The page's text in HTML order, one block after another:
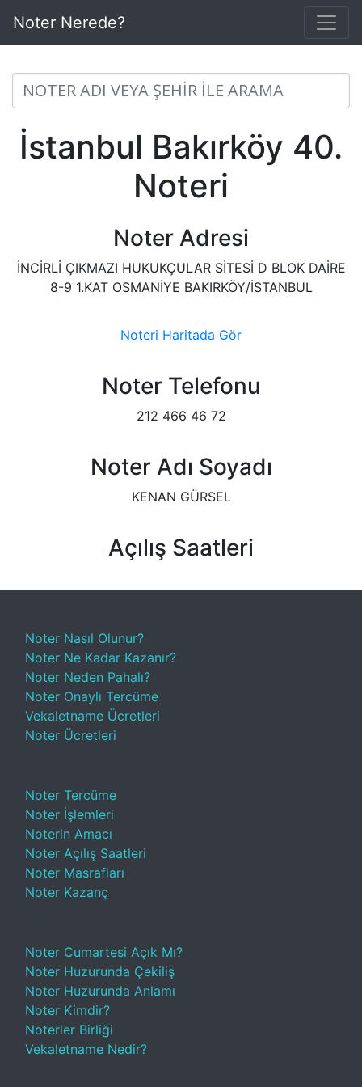
Noter Nerede?
İstanbul Bakırköy 40.
Noteri
Noter Adresi
İNCİRLİ ÇIKMAZI HUKUKÇULAR SİTESİ D BLOK DAİRE
8-9 1.KAT OSMANİYE BAKIRKÖY/İSTANBUL
Noteri Haritada Gör
Noter Telefonu
212 466 46 72
Noter Adı Soyadı
KENAN GÜRSEL
Açılış Saatleri
Noter Nasıl Olunur?
Noter Ne Kadar Kazanır?
Noter Neden Pahalı?
Noter Onaylı Tercüme
Vekaletname Ücretleri
Noter Ücretleri
Noter Tercüme
Noter İşlemleri
Noterin Amacı
Noter Açılış Saatleri
Noter Masrafları
Noter Kazanç
Noter Cumartesi Açık Mı?
Noter Huzurunda Çekiliş
Noter Huzurunda Anlamı
Noter Kimdir?
Noterler Birliği
Vekaletname Nedir?